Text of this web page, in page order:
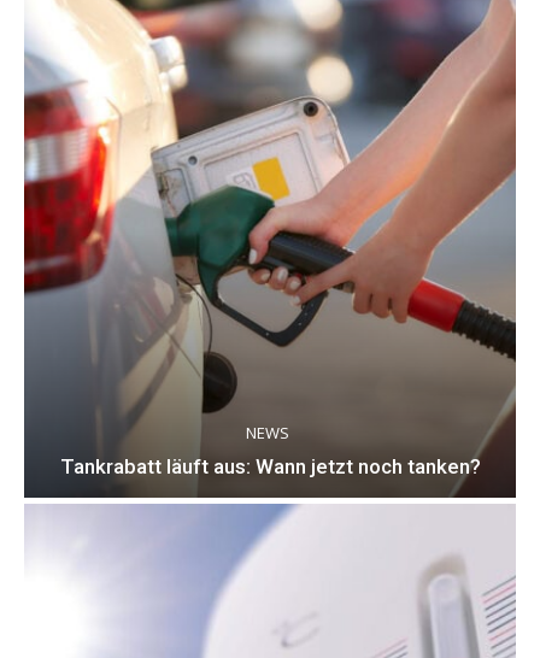
NEWS
Tankrabatt läuft aus: Wann jetzt noch tanken?